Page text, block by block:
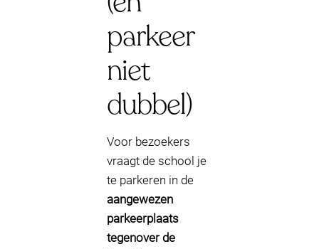
parkeer
niet
dubbel)
Voor bezoekers
vraagt de school je
te parkeren in de
aangewezen
parkeerplaats
tegenover de